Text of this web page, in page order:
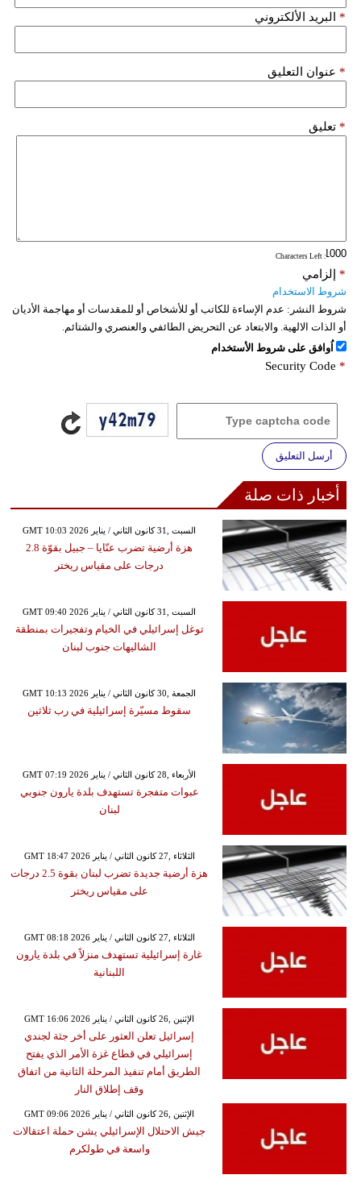
البريد الألكتروني *
عنوان التعليق *
تعليق *
: Characters Left
إلزامي *
شروط الاستخدام
شروط النشر: عدم الإساءة للكاتب أو للأشخاص أو للمقدسات أو مهاجمة الأديان
أو الذات الالهية. والابتعاد عن التحريض الطائفي والعنصري والشتائم.
اُوافق على شروط الأستخدام
Security Code *
أرسل التعليق
أخبار ذات صلة
GMT 10:03 2026 السبت ,31 كانون الثاني / يناير
هزة أرضية تضرب عنّايا – جبيل بقوّة 2.8
درجات على مقياس ريختر
GMT 09:40 2026 السبت ,31 كانون الثاني / يناير
توغل إسرائيلي في الخيام وتفجيرات بمنطقة
الشاليهات جنوب لبنان
GMT 10:13 2026 الجمعة ,30 كانون الثاني / يناير
سقوط مسيّرة إسرائيلية في رب ثلاثين
GMT 07:19 2026 الأربعاء ,28 كانون الثاني / يناير
عبوات متفجرة تستهدف بلدة يارون جنوبي
لبنان
GMT 18:47 2026 الثلاثاء ,27 كانون الثاني / يناير
هزة أرضية جديدة تضرب لبنان بقوة 2.5 درجات
على مقياس ريختر
GMT 08:18 2026 الثلاثاء ,27 كانون الثاني / يناير
غارة إسرائيلية تستهدف منزلاً في بلدة يارون
اللبنانية
GMT 16:06 2026 الإثنين ,26 كانون الثاني / يناير
إسرائيل تعلن العثور على أخر جثة لجندي
إسرائيلي في قطاع غزة الأمر الذي يفتح
الطريق أمام تنفيذ المرحلة الثانية من اتفاق
وقف إطلاق النار
GMT 09:06 2026 الإثنين ,26 كانون الثاني / يناير
جيش الاحتلال الإسرائيلي يشن حملة اعتقالات
واسعة في طولكرم